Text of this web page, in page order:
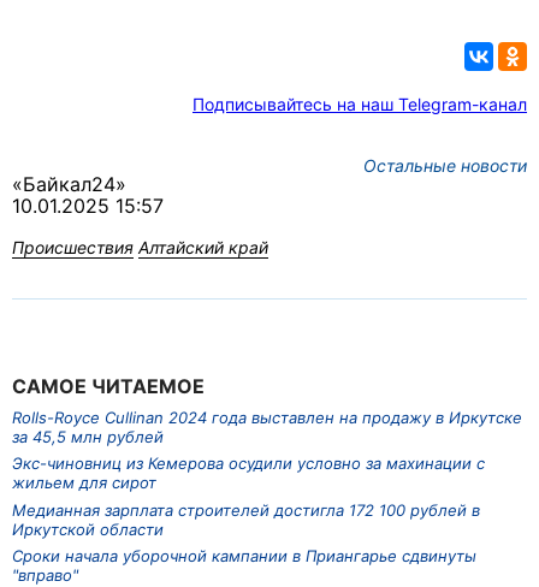
Подписывайтесь на наш Telegram-канал
Остальные новости
«Байкал24»
10.01.2025 15:57
Происшествия Алтайский край
САМОЕ ЧИТАЕМОЕ
Rolls-Royce Cullinan 2024 года выставлен на продажу в Иркутске
за 45,5 млн рублей
Экс-чиновниц из Кемерова осудили условно за махинации с
жильем для сирот
Медианная зарплата строителей достигла 172 100 рублей в
Иркутской области
Сроки начала уборочной кампании в Приангарье сдвинуты
"вправо"